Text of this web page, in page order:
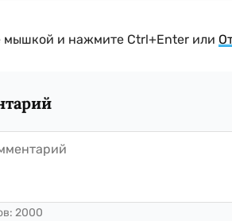
мышкой и нажмите Ctrl+Enter или
2000